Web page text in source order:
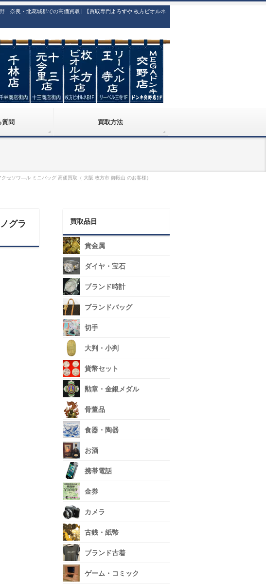
奈良・北葛城郡での高価買取 | 【買取専門よろずや 枚方ビオルネ
質問 買取方法
セソワ―ル ミニバッグ 高価買取（ 大阪 枚方市 御殿山 のお客様）
グラ
買取品目
貴金属
ダイヤ・宝石
ブランド時計
ブランドバッグ
切手
大判・小判
貨幣セット
勲章・金銀メダル
骨董品
食器・陶器
お酒
携帯電話
金券
カメラ
古銭・紙幣
ブランド古着
ゲーム・コミック